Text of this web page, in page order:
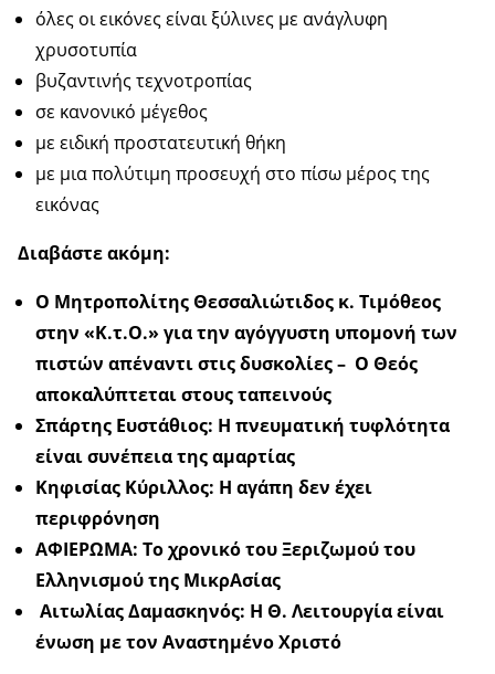
όλες οι εικόνες είναι ξύλινες με ανάγλυφη
χρυσοτυπία
βυζαντινής τεχνοτροπίας
σε κανονικό μέγεθος
με ειδική προστατευτική θήκη
με μια πολύτιμη προσευχή στο πίσω μέρος της
εικόνας
Διαβάστε ακόμη:
Ο Μητροπολίτης Θεσσαλιώτιδος κ. Τιμόθεος
στην «Κ.τ.Ο.» για την αγόγγυστη υπομονή των
πιστών απέναντι στις δυσκολίες – Ο Θεός
αποκαλύπτεται στους ταπεινούς
Σπάρτης Ευστάθιος: Η πνευματική τυφλότητα
είναι συνέπεια της αμαρτίας
Κηφισίας Κύριλλος: Η αγάπη δεν έχει
περιφρόνηση
ΑΦΙΕΡΩΜΑ: Το χρονικό του Ξεριζωμού του
Ελληνισμού της ΜικρΑσίας
Αιτωλίας Δαμασκηνός: Η Θ. Λειτουργία είναι
ένωση με τον Αναστημένο Χριστό